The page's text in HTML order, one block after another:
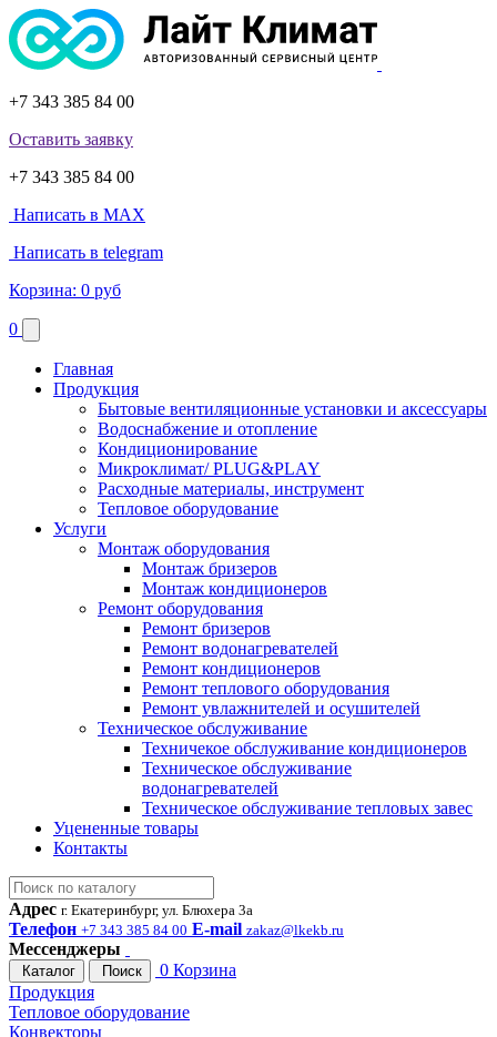
+7 343 385 84 00
Оставить заявку
+7 343 385 84 00
Написать в MAX
Написать в telegram
Корзина: 0 руб
0
Главная
Продукция
Бытовые вентиляционные установки и аксессуары
Водоснабжение и отопление
Кондиционирование
Микроклимат/ PLUG&PLAY
Расходные материалы, инструмент
Тепловое оборудование
Услуги
Монтаж оборудования
Монтаж бризеров
Монтаж кондиционеров
Ремонт оборудования
Ремонт бризеров
Ремонт водонагревателей
Ремонт кондиционеров
Ремонт теплового оборудования
Ремонт увлажнителей и осушителей
Техническое обслуживание
Техничекое обслуживание кондиционеров
Техническое обслуживание
водонагревателей
Техническое обслуживание тепловых завес
Уцененные товары
Контакты
Адрес г. Екатеринбург, ул. Блюхера 3а
Телефон +7 343 385 84 00 E-mail zakaz@lkekb.ru
Мессенджеры
Каталог Поиск 0 Корзина
Продукция
Тепловое оборудование
Конвекторы